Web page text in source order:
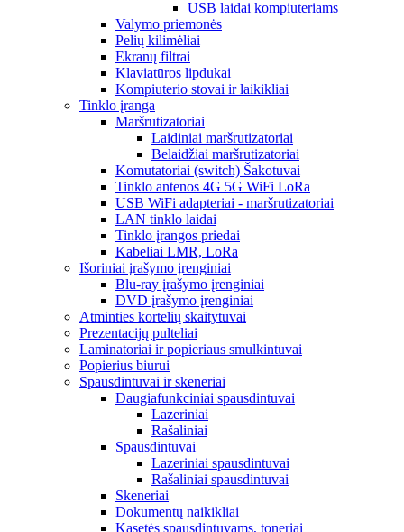
USB laidai kompiuteriams
Valymo priemonės
Pelių kilimėliai
Ekranų filtrai
Klaviatūros lipdukai
Kompiuterio stovai ir laikikliai
Tinklo įranga
Maršrutizatoriai
Laidiniai maršrutizatoriai
Belaidžiai maršrutizatoriai
Komutatoriai (switch) Šakotuvai
Tinklo antenos 4G 5G WiFi LoRa
USB WiFi adapteriai - maršrutizatoriai
LAN tinklo laidai
Tinklo įrangos priedai
Kabeliai LMR, LoRa
Išoriniai įrašymo įrenginiai
Blu-ray įrašymo įrenginiai
DVD įrašymo įrenginiai
Atminties kortelių skaitytuvai
Prezentacijų pulteliai
Laminatoriai ir popieriaus smulkintuvai
Popierius biurui
Spausdintuvai ir skeneriai
Daugiafunkciniai spausdintuvai
Lazeriniai
Rašaliniai
Spausdintuvai
Lazeriniai spausdintuvai
Rašaliniai spausdintuvai
Skeneriai
Dokumentų naikikliai
Kasetės spausdintuvams, toneriai